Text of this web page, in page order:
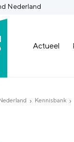
Nederland
Actueel
Kennisbank